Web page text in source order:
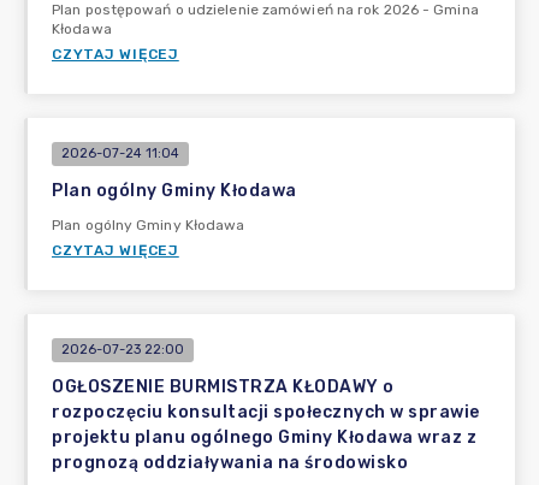
Plan postępowań o udzielenie zamówień na rok 2026 - Gmina
Kłodawa
CZYTAJ WIĘCEJ
2026-07-24 11:04
Plan ogólny Gminy Kłodawa
Plan ogólny Gminy Kłodawa
CZYTAJ WIĘCEJ
2026-07-23 22:00
OGŁOSZENIE BURMISTRZA KŁODAWY o
rozpoczęciu konsultacji społecznych w sprawie
projektu planu ogólnego Gminy Kłodawa wraz z
prognozą oddziaływania na środowisko